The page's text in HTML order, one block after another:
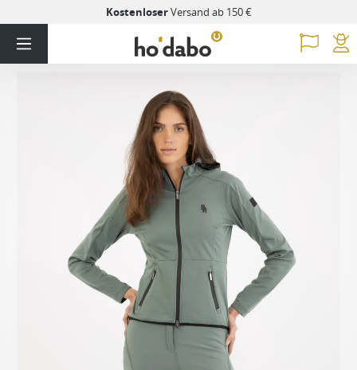
KostenloserVersand ab 150 €